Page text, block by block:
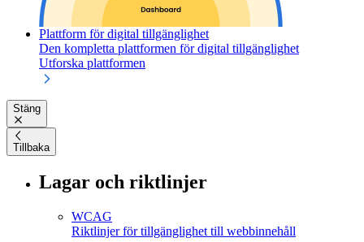
Plattform för digital tillgänglighet
Den kompletta plattformen för digital tillgänglighet
Utforska plattformen
Stäng
Tillbaka
Lagar och riktlinjer
WCAG
Riktlinjer för tillgänglighet till webbinnehåll